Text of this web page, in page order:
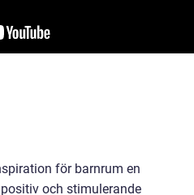
för barnrum en
och stimulerande